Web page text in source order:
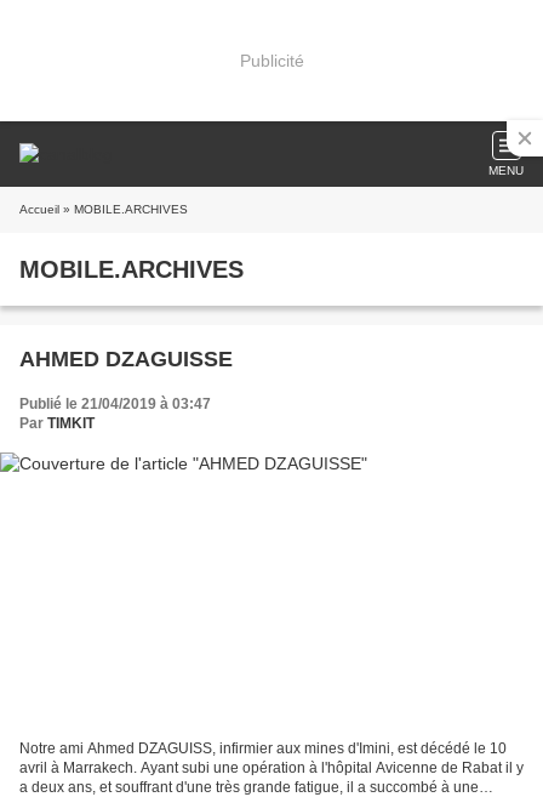
Publicité
MENU
Accueil » MOBILE.ARCHIVES
MOBILE.ARCHIVES
AHMED DZAGUISSE
Publié le 21/04/2019 à 03:47
Par TIMKIT
Notre ami Ahmed DZAGUISS, infirmier aux mines d'Imini, est décédé le 10
avril à Marrakech. Ayant subi une opération à l'hôpital Avicenne de Rabat il y
a deux ans, et souffrant d'une très grande fatigue, il a succombé à une